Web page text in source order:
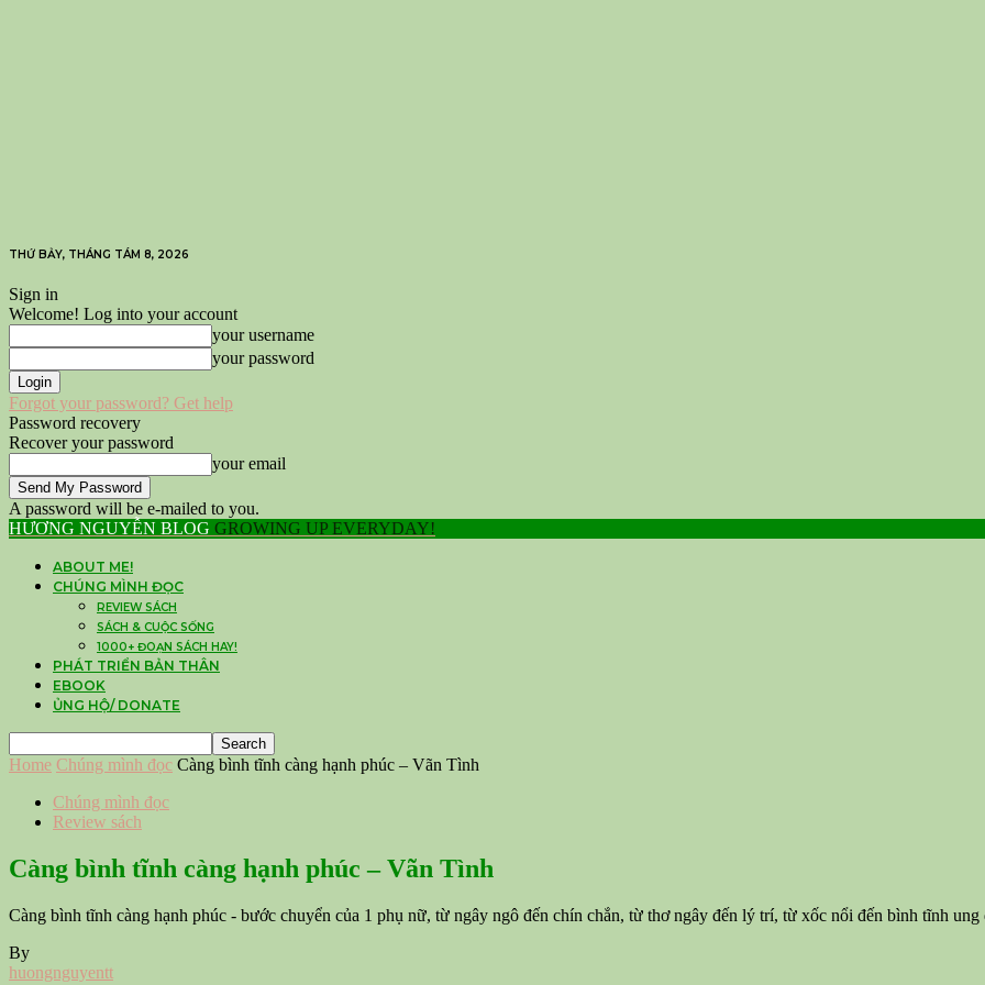
THỨ BẢY, THÁNG TÁM 8, 2026
Sign in
Welcome! Log into your account
your username
your password
Forgot your password? Get help
Password recovery
Recover your password
your email
A password will be e-mailed to you.
HƯƠNG NGUYỄN BLOG GROWING UP EVERYDAY!
ABOUT ME!
CHÚNG MÌNH ĐỌC
REVIEW SÁCH
SÁCH & CUỘC SỐNG
1000+ ĐOẠN SÁCH HAY!
PHÁT TRIỂN BẢN THÂN
EBOOK
ỦNG HỘ/ DONATE
Home Chúng mình đọc Càng bình tĩnh càng hạnh phúc – Vãn Tình
Chúng mình đọc
Review sách
Càng bình tĩnh càng hạnh phúc – Vãn Tình
Càng bình tĩnh càng hạnh phúc - bước chuyển của 1 phụ nữ, từ ngây ngô đến chín chắn, từ thơ ngây đến lý trí, từ xốc nổi đến bình tĩnh ung
By
huongnguyentt